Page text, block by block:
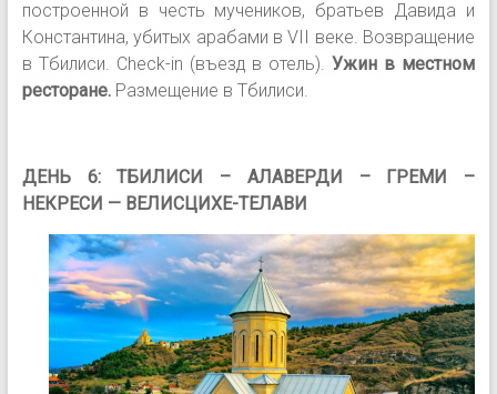
построенной в честь мучеников, братьев Давида и
Константина, убитых арабами в VII веке. Возвращение
в Тбилиси. Сheck-in (въезд в отель). Ужин в местном
ресторане.Размещение в Тбилиси.
ДЕНЬ 6: ТБИЛИСИ – АЛАВЕРДИ – ГРЕМИ –
НЕКРЕСИ — ВЕЛИСЦИХЕ-ТЕЛАВИ